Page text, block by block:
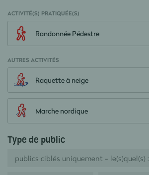
ACTIVITÉ(S) PRATIQUÉE(S)
Randonnée Pédestre
AUTRES ACTIVITÉS
Raquette à neige
Marche nordique
Type de public
publics ciblés uniquement - le(s)quel(s) :